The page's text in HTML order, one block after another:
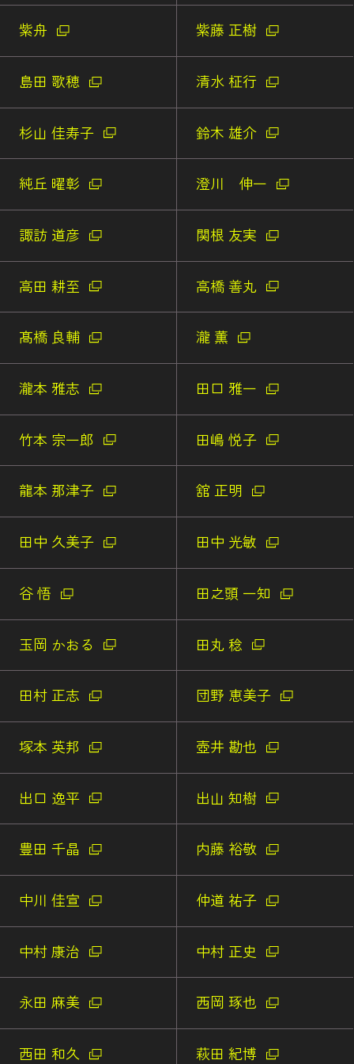
紫舟 紫藤 正樹
島田 歌穂 清水 柾行
杉山 佳寿子 鈴木 雄介
純丘 曜彰 澄川 伸一
諏訪 道彦 関根 友実
高田 耕至 高橋 善丸
髙橋 良輔 瀧 薫
瀧本 雅志 田口 雅一
竹本 宗一郎 田嶋 悦子
龍本 那津子 舘 正明
田中 久美子 田中 光敏
谷 悟 田之頭 一知
玉岡 かおる 田丸 稔
田村 正志 団野 恵美子
塚本 英邦 壺井 勘也
出口 逸平 出山 知樹
豊田 千晶 内藤 裕敬
中川 佳宣 仲道 祐子
中村 康治 中村 正史
永田 麻美 西岡 琢也
西田 和久 萩田 紀博